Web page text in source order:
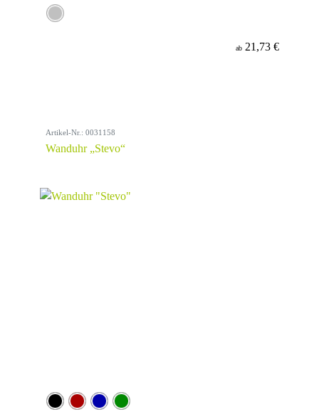
ab 21,73 €
Artikel-Nr.: 0031158
Wanduhr „Stevo“